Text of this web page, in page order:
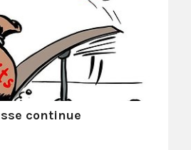
continue